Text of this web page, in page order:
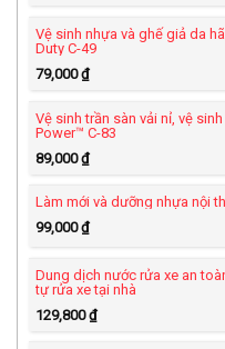
Vệ sinh nhựa và ghế giả da
Duty C-49
79,000₫
Vệ sinh trần sàn vải nỉ, vệ
Power™ C-83
89,000₫
Làm mới và dưỡng nhựa nội
99,000₫
Dung dịch nước rửa xe an
tự rửa xe tại nhà
129,800₫